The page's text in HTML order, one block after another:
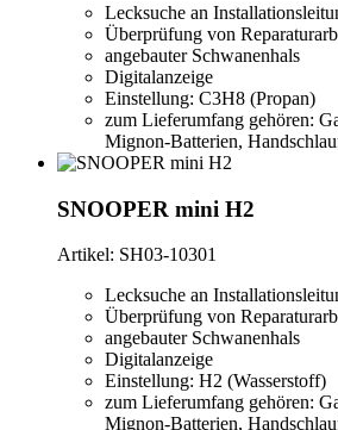
Lecksuche an
Überprüfung von
angebauter Schwanenhals
Digitalanzeige
Einstellung: C3H8 (Propan)
zum Lieferumfang gehören:
Mignon-Batterien,
SNOOPER mini H2
Artikel: SH03-10301
Lecksuche an
Überprüfung von
angebauter Schwanenhals
Digitalanzeige
Einstellung: H2 (Wasserstoff)
zum Lieferumfang gehören:
Mignon-Batterien,